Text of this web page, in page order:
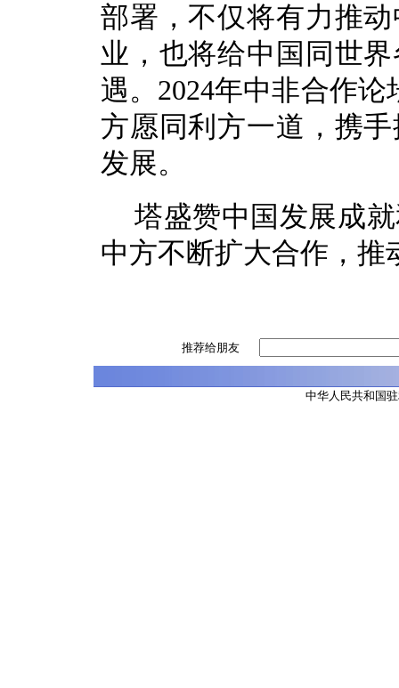
部署，不仅将有力推
业，也将给中国同世
遇。2024年中非合作
方愿同利方一道，携
发展。
塔盛赞中国发展成
中方不断扩大合作，推
推荐给朋友
中华人民共和国